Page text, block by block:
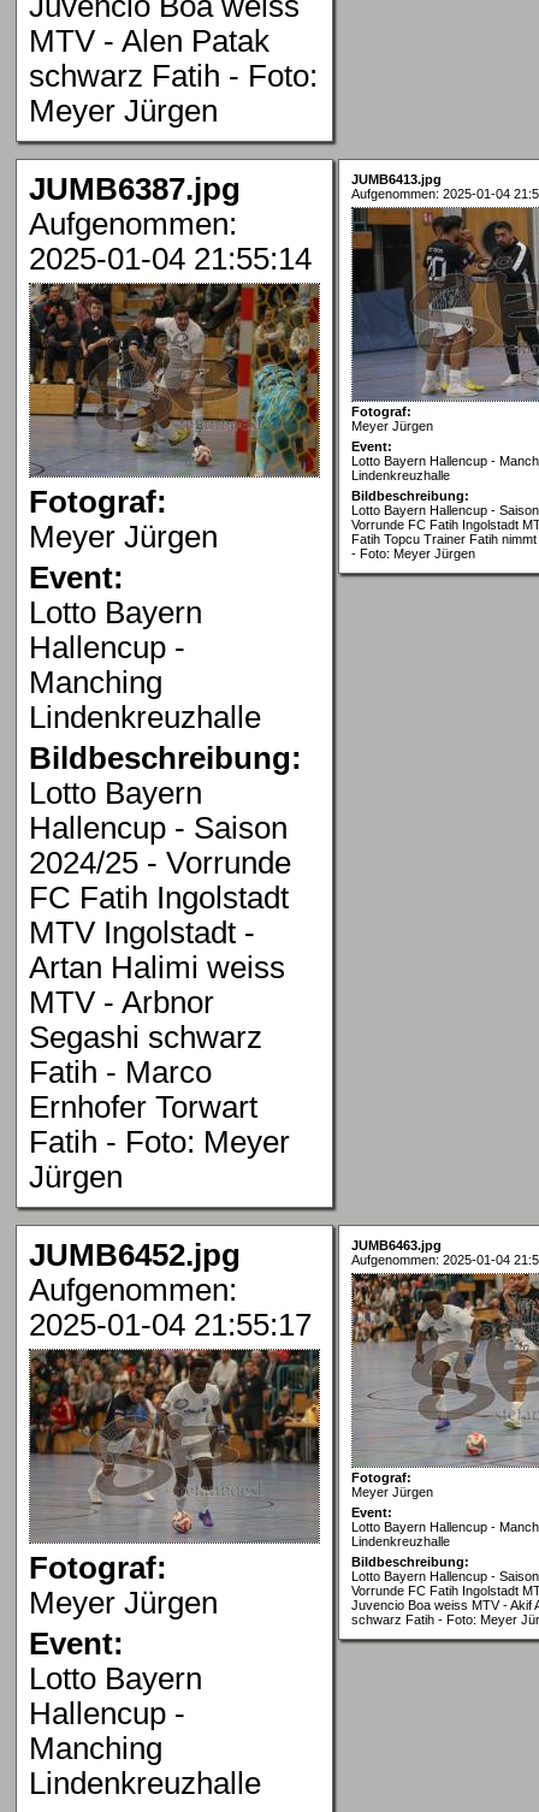
MTV - Alen Patak
schwarz Fatih - Foto:
Meyer Jürgen
JUMB6387.jpg
Aufgenommen:
2025-01-04 21:55:14
Fotograf:
Meyer Jürgen
Event:
Lotto Bayern
Hallencup -
Manching
Lindenkreuzhalle
Bildbeschreibung:
Lotto Bayern
Hallencup - Saison
2024/25 - Vorrunde
FC Fatih Ingolstadt
MTV Ingolstadt -
Artan Halimi weiss
MTV - Arbnor
Segashi schwarz
Fatih - Marco
Ernhofer Torwart
Fatih - Foto: Meyer
Jürgen
JUMB6413.jpg
Aufgenommen: 2025-01-04
Fotograf:
Meyer Jürgen
Event:
Lotto Bayern Hallencup -
Lindenkreuzhalle
Bildbeschreibung:
Lotto Bayern Hallencup -
Vorrunde FC Fatih Ingolstadt
Fatih Topcu Trainer Fatih
- Foto: Meyer Jürgen
JUMB6452.jpg
Aufgenommen:
2025-01-04 21:55:17
Fotograf:
Meyer Jürgen
Event:
Lotto Bayern
Hallencup -
Manching
Lindenkreuzhalle
JUMB6463.jpg
Aufgenommen: 2025-01-04
Fotograf:
Meyer Jürgen
Event:
Lotto Bayern Hallencup -
Lindenkreuzhalle
Bildbeschreibung:
Lotto Bayern Hallencup -
Vorrunde FC Fatih Ingolstadt
Juvencio Boa weiss MTV - Akif
schwarz Fatih - Foto: Meyer